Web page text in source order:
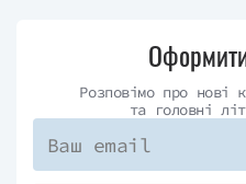
Розповімо про нові
та головні